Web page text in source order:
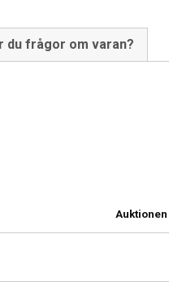
du frågor om varan?